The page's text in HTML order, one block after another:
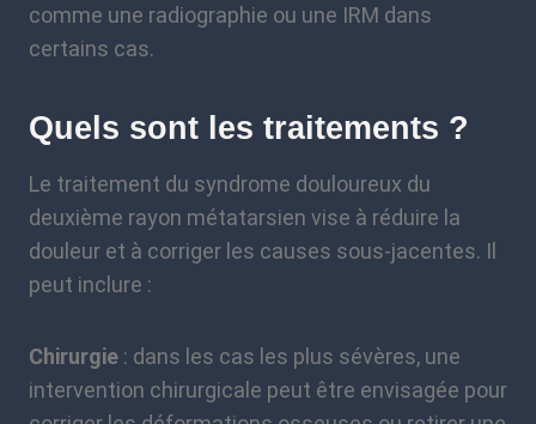
comme une radiographie ou une IRM dans
certains cas.
Quels sont les traitements ?
Le traitement du syndrome douloureux du
deuxième rayon métatarsien vise à réduire la
douleur et à corriger les causes sous-jacentes. Il
peut inclure :
Chirurgie : dans les cas les plus sévères, une
intervention chirurgicale peut être envisagée pour